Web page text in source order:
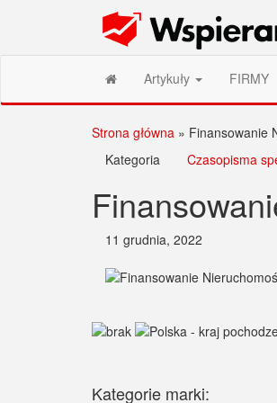
Wspieram Rozwój PL
Artykuły FIRMY
Strona główna » Finansowanie
Kategoria
Czasopisma
11 grudnia, 2022
Kategorie marki: